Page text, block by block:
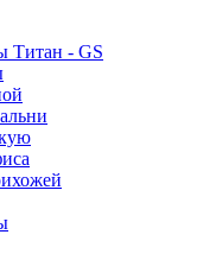
Титан - GS